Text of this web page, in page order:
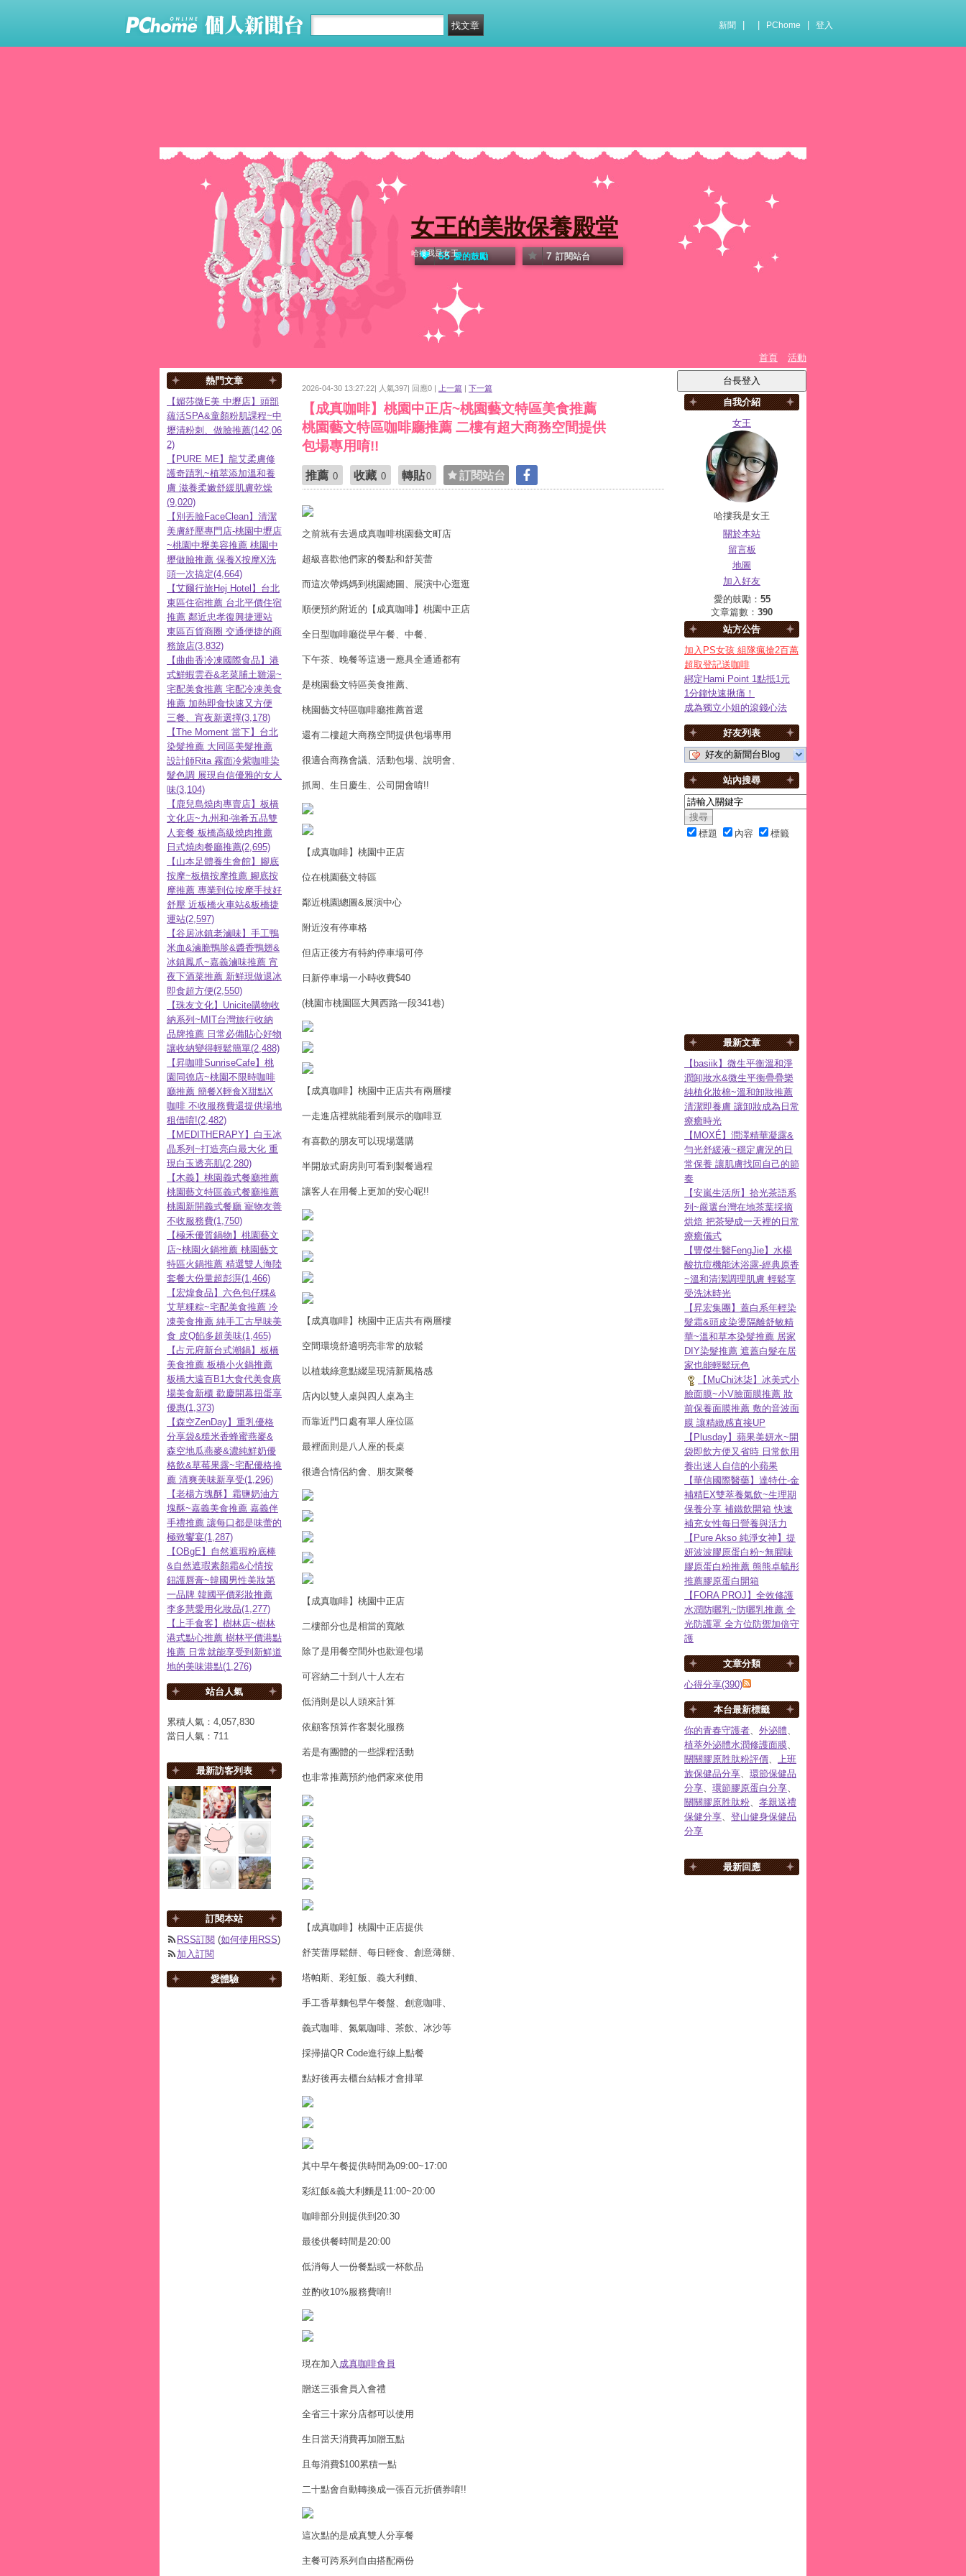
新聞 PChome 登入
女王的美妝保養殿堂
哈摟我是女王
55 愛的鼓勵 7 訂閱站台
首頁 活動
2026-04-30 13:27:22| 人氣397| 回應0 | 上一篇 | 下一篇
【成真咖啡】桃園中正店~桃園藝文特區美食推薦
桃園藝文特區咖啡廳推薦 二樓有超大商務空間提供
包場專用唷!!
推薦 0 收藏 0 轉貼0 訂閱站台
之前就有去過成真咖啡桃園藝文町店
超級喜歡他們家的餐點和舒芙蕾
而這次帶媽媽到桃園總圖、展演中心逛逛
順便預約附近的【成真咖啡】桃園中正店
全日型咖啡廳從早午餐、中餐、
下午茶、晚餐等這邊一應具全通通都有
是桃園藝文特區美食推薦、
桃園藝文特區咖啡廳推薦首選
還有二樓超大商務空間提供包場專用
很適合商務會議、活動包場、說明會、
抓周、生日慶生、公司開會唷!!
【成真咖啡】桃園中正店
位在桃園藝文特區
鄰近桃園總圖&展演中心
附近沒有停車格
但店正後方有特約停車場可停
日新停車場一小時收費$40
(桃園市桃園區大興西路一段341巷)
【成真咖啡】桃園中正店共有兩層樓
一走進店裡就能看到展示的咖啡豆
有喜歡的朋友可以現場選購
半開放式廚房則可看到製餐過程
讓客人在用餐上更加的安心呢!!
【成真咖啡】桃園中正店共有兩層樓
空間環境舒適明亮非常的放鬆
以植栽綠意點綴呈現清新風格感
店內以雙人桌與四人桌為主
而靠近門口處有單人座位區
最裡面則是八人座的長桌
很適合情侶約會、朋友聚餐
【成真咖啡】桃園中正店
二樓部分也是相當的寬敞
除了是用餐空間外也歡迎包場
可容納二十到八十人左右
低消則是以人頭來計算
依顧客預算作客製化服務
若是有團體的一些課程活動
也非常推薦預約他們家來使用
【成真咖啡】桃園中正店提供
舒芙蕾厚鬆餅、每日輕食、創意薄餅、
塔帕斯、彩虹飯、義大利麵、
手工香草麵包早午餐盤、創意咖啡、
義式咖啡、氮氣咖啡、茶飲、冰沙等
採掃描QR Code進行線上點餐
點好後再去櫃台結帳才會排單
其中早午餐提供時間為09:00~17:00
彩紅飯&義大利麵是11:00~20:00
咖啡部分則提供到20:30
最後供餐時間是20:00
低消每人一份餐點或一杯飲品
並酌收10%服務費唷!!
現在加入 成真咖啡會員
贈送三張會員入會禮
全省三十家分店都可以使用
生日當天消費再加贈五點
且每消費$100累積一點
二十點會自動轉換成一張百元折價券唷!!
這次點的是成真雙人分享餐
主餐可跨系列自由搭配兩份
自我介紹
女王
哈摟我是女王
關於本站
留言板
地圖
加入好友
愛的鼓勵： 55
文章篇數： 390
站方公告
加入PS女孩 組隊瘋搶2百萬
超取登記送咖啡
綁定Hami Point 1點抵1元
1分鐘快速揪痛！
成為獨立小姐的滾錢心法
好友列表
好友的新聞台Blog
站內搜尋
標題 內容 標籤
最新文章
【basiik】微生平衡溫和淨
潤卸妝水&微生平衡疊疊樂
純植化妝棉~溫和卸妝推薦
清潔即養膚 讓卸妝成為日常
療癒時光
【MOXÉ】潤澤精華凝露&
勻光舒緩液~穩定膚況的日
常保養 讓肌膚找回自己的節
奏
【安嵐生活所】拾光茶語系
列~嚴選台灣在地茶葉採摘
烘焙 把茶變成一天裡的日常
療癒儀式
【豐傑生醫FengJie】水楊
酸抗痘機能沐浴露-經典原香
~溫和清潔調理肌膚 輕鬆享
受洗沐時光
【昇宏集團】蓋白系年輕染
髮霜&頭皮染燙隔離舒敏精
華~溫和草本染髮推薦 居家
DIY染髮推薦 遮蓋白髮在居
家也能輕鬆玩色
【MuChi沐柒】冰美式小
臉面膜~小V臉面膜推薦 妝
前保養面膜推薦 敷的音波面
膜 讓精緻感直接UP
【Plusday】蘋果美妍水~開
袋即飲方便又省時 日常飲用
養出迷人自信的小蘋果
【華信國際醫藥】達特仕-金
補精EX雙萃養氣飲~生理期
保養分享 補鐵飲開箱 快速
補充女性每日營養與活力
【Pure Akso 純淨女神】提
妍波波膠原蛋白粉~無腥味
膠原蛋白粉推薦 熊熊卓毓彤
推薦膠原蛋白開箱
【FORA PROJ】全效修護
水潤防曬乳~防曬乳推薦 全
光防護罩 全方位防禦加倍守
護
文章分類
心得分享(390)
本台最新標籤
你的青春守護者、 外泌體、
植萃外泌體水潤修護面膜、
關關膠原胜肽粉評價、 上班
族保健品分享、 環節保健品
分享、 環節膠原蛋白分享、
關關膠原胜肽粉、 孝親送禮
保健分享、 登山健身保健品
分享
最新回應
熱門文章
【媚莎微E美 中壢店】頭部
蘊活SPA&童顏粉肌課程~中
壢清粉刺、做臉推薦(142,06
2)
【PURE ME】龍艾柔膚修
護奇蹟乳~植萃添加溫和養
膚 滋養柔嫩舒緩肌膚乾燥
(9,020)
【別丟臉FaceClean】清潔
美膚紓壓專門店-桃園中壢店
~桃園中壢美容推薦 桃園中
壢做臉推薦 保養X按摩X洗
頭一次搞定(4,664)
【艾爾行旅Hej Hotel】台北
東區住宿推薦 台北平價住宿
推薦 鄰近忠孝復興捷運站
東區百貨商圈 交通便捷的商
務旅店(3,832)
【曲曲香冷凍國際食品】港
式鮮蝦雲吞&老菜脯土雞湯~
宅配美食推薦 宅配冷凍美食
推薦 加熱即食快速又方便
三餐、宵夜新選擇(3,178)
【The Moment 當下】台北
染髮推薦 大同區美髮推薦
設計師Rita 霧面冷紫咖啡染
髮色調 展現自信優雅的女人
味(3,104)
【鹿兒島燒肉專賣店】板橋
文化店~九州和‧強肴五品雙
人套餐 板橋高級燒肉推薦
日式燒肉餐廳推薦(2,695)
【山本足體養生會館】腳底
按摩~板橋按摩推薦 腳底按
摩推薦 專業到位按摩手技好
舒壓 近板橋火車站&板橋捷
運站(2,597)
【谷居冰鎮老滷味】手工鴨
米血&滷脆鴨胗&醬香鴨翅&
冰鎮鳳爪~嘉義滷味推薦 宵
夜下酒菜推薦 新鮮現做退冰
即食超方便(2,550)
【珠友文化】Unicite購物收
納系列~MIT台灣旅行收納
品牌推薦 日常必備貼心好物
讓收納變得輕鬆簡單(2,488)
【昇咖啡SunriseCafe】桃
園同德店~桃園不限時咖啡
廳推薦 簡餐X輕食X甜點X
咖啡 不收服務費還提供場地
租借唷!(2,482)
【MEDITHERAPY】白玉冰
晶系列~打造亮白最大化 重
現白玉透亮肌(2,280)
【木義】桃園義式餐廳推薦
桃園藝文特區義式餐廳推薦
桃園新開義式餐廳 寵物友善
不收服務費(1,750)
【極禾優質鍋物】桃園藝文
店~桃園火鍋推薦 桃園藝文
特區火鍋推薦 精選雙人海陸
套餐大份量超彭湃(1,466)
【宏煒食品】六色包仔粿&
艾草粿粽~宅配美食推薦 冷
凍美食推薦 純手工古早味美
食 皮Q餡多超美味(1,465)
【占元府新台式潮鍋】板橋
美食推薦 板橋小火鍋推薦
板橋大遠百B1大食代美食廣
場美食新櫃 歡慶開幕扭蛋享
優惠(1,373)
【森空ZenDay】重乳優格
分享袋&糙米香蜂蜜燕麥&
森空地瓜燕麥&濃純鮮奶優
格飲&草莓果露~宅配優格推
薦 清爽美味新享受(1,296)
【老楊方塊酥】霜鹽奶油方
塊酥~嘉義美食推薦 嘉義伴
手禮推薦 讓每口都是味蕾的
極致饗宴(1,287)
【OBgE】自然遮瑕粉底棒
&自然遮瑕素顏霜&心情按
鈕護唇膏~韓國男性美妝第
一品牌 韓國平價彩妝推薦
李多慧愛用化妝品(1,277)
【上手食客】樹林店~樹林
港式點心推薦 樹林平價港點
推薦 日常就能享受到新鮮道
地的美味港點(1,276)
站台人氣
累積人氣： 4,057,830
當日人氣： 711
最新訪客列表
訂閱本站
RSS訂閱 (如何使用RSS)
加入訂閱
愛體驗